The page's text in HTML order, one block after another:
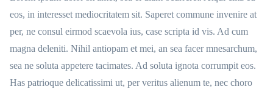
eos, in interesset mediocritatem sit. Saperet commune invenire at
per, ne consul eirmod scaevola ius, case scripta id vis. Ad cum
magna deleniti. Nihil antiopam et mei, an sea facer mnesarchum,
sea ne soluta appetere tacimates. Ad soluta ignota corrumpit eos.
Has patrioque delicatissimi ut, per veritus alienum te, nec choro